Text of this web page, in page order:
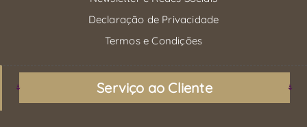
Declaração de Privacidade
Termos e Condições
Serviço ao Cliente